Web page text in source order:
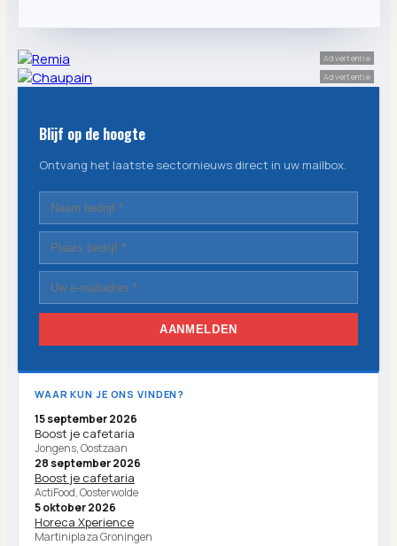
Advertentie
Advertentie
Blijf op de hoogte
Ontvang het laatste sectornieuws direct in uw mailbox.
AANMELDEN
WAAR KUN JE ONS VINDEN?
15 september 2026
Boost je cafetaria
Jongens, Oostzaan
28 september 2026
Boost je cafetaria
ActiFood, Oosterwolde
5 oktober 2026
Horeca Xperience
Martiniplaza Groningen